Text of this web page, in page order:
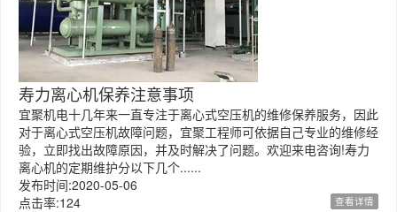
寿力离心机保养注意事项
宜聚机电十几年来一直专注于离心式空压机的维修保养服务，因此
对于离心式空压机故障问题，宜聚工程师可依据自己专业的维修经
验，立即找出故障原因，并及时解决了问题。欢迎来电咨询!寿力
离心机的定期维护分以下几个......
发布时间:2020-05-06
点击率:124
查看详情